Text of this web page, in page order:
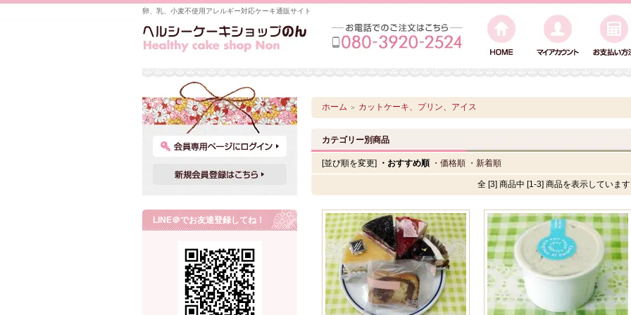
卵、乳、小麦不使用アレルギー対応ケーキ通販サイト
LINE＠でお友達登録してね！
ホーム ＞ カットケーキ、プリン、アイス
カテゴリー別商品
[並び順を変更] ・おすすめ順 ・価格順 ・新着順
全 [3] 商品中 [1-3] 商品を表示していま